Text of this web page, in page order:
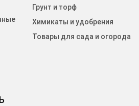
Грунт и торф
Химикаты и удобрения
Товары для сада и огорода